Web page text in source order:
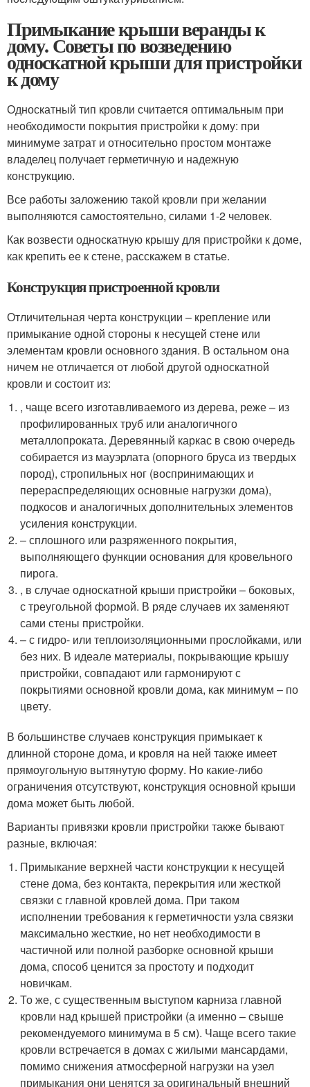
Примыкание крыши веранды к
дому. Советы по возведению
односкатной крыши для пристройки
к дому
Односкатный тип кровли считается оптимальным при
необходимости покрытия пристройки к дому: при
минимуме затрат и относительно простом монтаже
владелец получает герметичную и надежную
конструкцию.
Все работы заложению такой кровли при желании
выполняются самостоятельно, силами 1-2 человек.
Как возвести односкатную крышу для пристройки к доме,
как крепить ее к стене, расскажем в статье.
Конструкция пристроенной кровли
Отличительная черта конструкции – крепление или
примыкание одной стороны к несущей стене или
элементам кровли основного здания. В остальном она
ничем не отличается от любой другой односкатной
кровли и состоит из:
, чаще всего изготавливаемого из дерева, реже – из
профилированных труб или аналогичного
металлопроката. Деревянный каркас в свою очередь
собирается из мауэрлата (опорного бруса из твердых
пород), стропильных ног (воспринимающих и
перераспределяющих основные нагрузки дома),
подкосов и аналогичных дополнительных элементов
усиления конструкции.
– сплошного или разряженного покрытия,
выполняющего функции основания для кровельного
пирога.
, в случае односкатной крыши пристройки – боковых,
с треугольной формой. В ряде случаев их заменяют
сами стены пристройки.
– с гидро- или теплоизоляционными прослойками, или
без них. В идеале материалы, покрывающие крышу
пристройки, совпадают или гармонируют с
покрытиями основной кровли дома, как минимум – по
цвету.
В большинстве случаев конструкция примыкает к
длинной стороне дома, и кровля на ней также имеет
прямоугольную вытянутую форму. Но какие-либо
ограничения отсутствуют, конструкция основной крыши
дома может быть любой.
Варианты привязки кровли пристройки также бывают
разные, включая:
Примыкание верхней части конструкции к несущей
стене дома, без контакта, перекрытия или жесткой
связки с главной кровлей дома. При таком
исполнении требования к герметичности узла связки
максимально жесткие, но нет необходимости в
частичной или полной разборке основной крыши
дома, способ ценится за простоту и подходит
новичкам.
То же, с существенным выступом карниза главной
кровли над крышей пристройки (а именно – свыше
рекомендуемого минимума в 5 см). Чаще всего такие
кровли встречается в домах с жилыми мансардами,
помимо снижения атмосферной нагрузки на узел
примыкания они ценятся за оригинальный внешний